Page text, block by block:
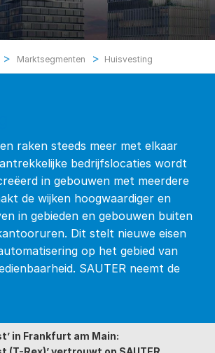
> Marktsegmenten > Huisvesting
raken steeds meer met elkaar
bedrijfslocaties wordt
in gebouwen met meerdere
de wijken hoogwaardiger en
in gebieden en gebouwen buiten
Dit stelt nieuwe eisen
op het gebied van
SAUTER neemt de
in Frankfurt am Main: